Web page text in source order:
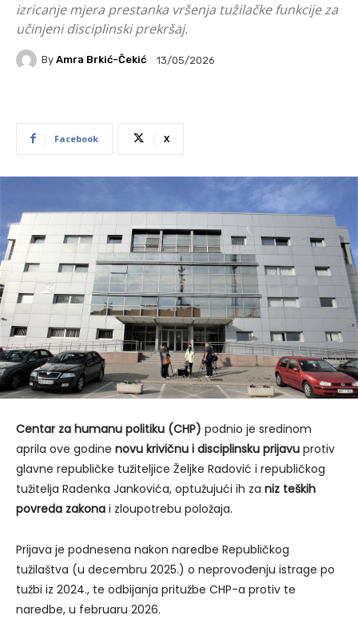
izricanje mjera prestanka vršenja tužilačke funkcije za
učinjeni disciplinski prekršaj.
By Amra Brkić-Čekić 13/05/2026
Facebook X
Centar za humanu politiku (CHP) podnio je sredinom
aprila ove godine novu krivičnu i disciplinsku prijavu protiv
glavne republičke tužiteljice Željke Radović i republičkog
tužitelja Radenka Jankovića, optužujući ih za niz teških
povreda zakona i zloupotrebu položaja.
Prijava je podnesena nakon naredbe Republičkog
tužilaštva (u decembru 2025.) o neprovođenju istrage po
tužbi iz 2024., te odbijanja pritužbe CHP-a protiv te
naredbe, u februaru 2026.